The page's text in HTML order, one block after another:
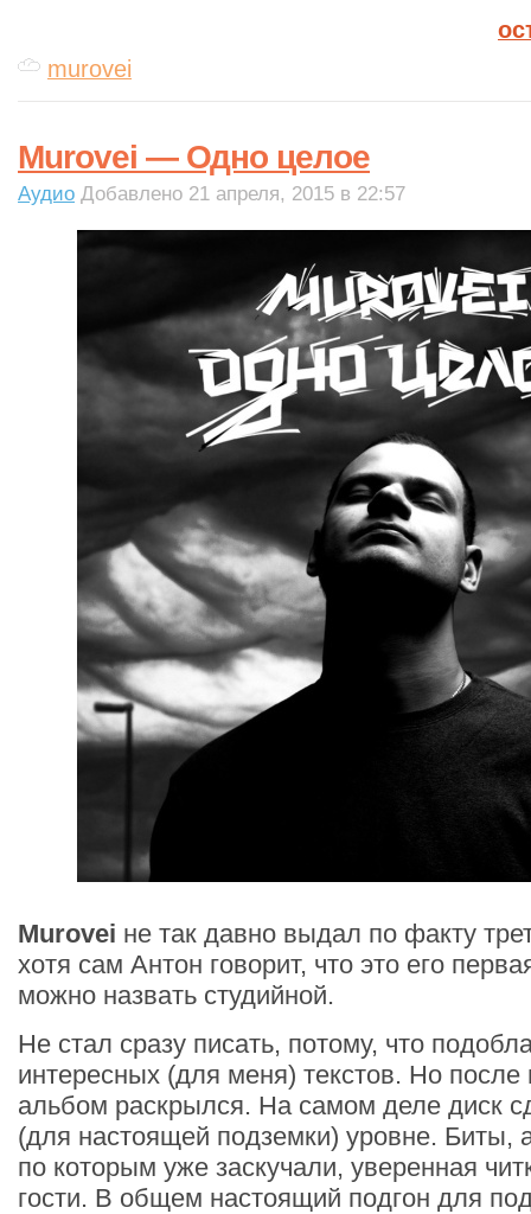
murovei
Murovei — Одно целое
Аудио Добавлено 21 апреля, 2015 в 22:57
Murovei не так давно выдал по факту
хотя сам Антон говорит, что это его
можно назвать студийной.
Не стал сразу писать, потому, что
интересных (для меня) текстов. Но
альбом раскрылся. На самом деле диск
(для настоящей подземки) уровне. Биты,
по которым уже заскучали, уверенная
гости. В общем настоящий подгон для